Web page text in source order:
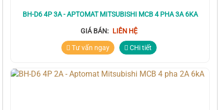
BH-D6 4P 3A - APTOMAT MITSUBISHI MCB 4 PHA 3A 6KA
GIÁ BÁN: LIÊN HỆ
Tư vấn ngay CHi tiết